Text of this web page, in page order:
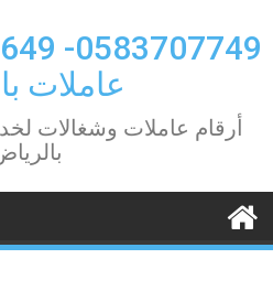
to
content
عاملات
أرقام عاملات وشغالات